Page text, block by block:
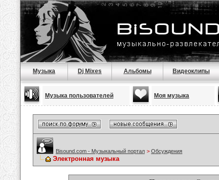
Музыка Dj Mixes Альбомы Видеоклипы
Музыка пользователей Моя музыка
Bisound.com - Музыкальный портал > Обсуждения
Электронная музыка